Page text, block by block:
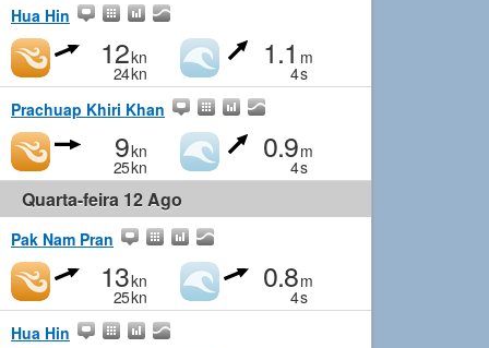
Hua Hin
12kn
24kn
1.1 m
4s
Prachuap Khiri Khan
9kn
25kn
0.9m
4s
Quarta-feira 12 Ago
Pak Nam Pran
13kn
25kn
0.8m
4s
Hua Hin